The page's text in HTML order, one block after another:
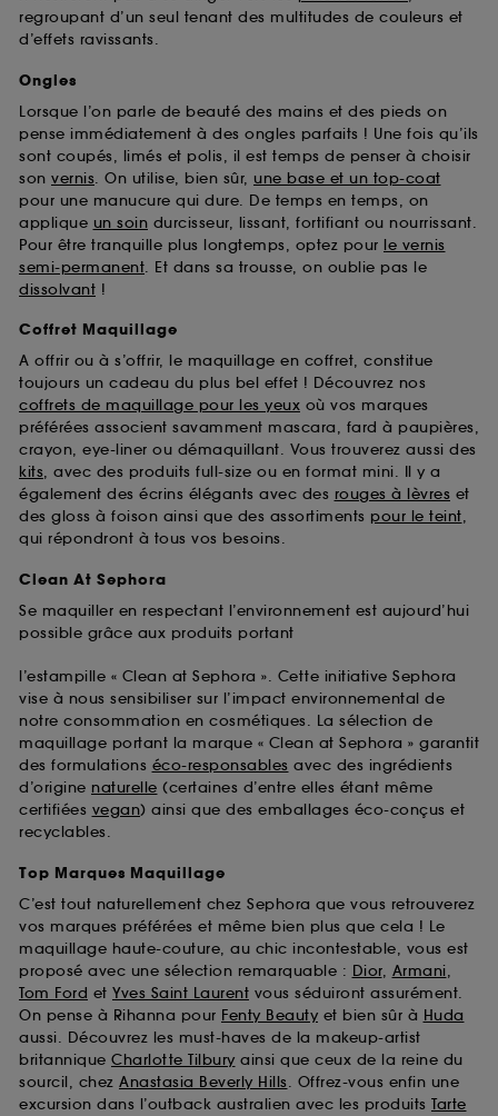
regroupant d’un seul tenant des multitudes de couleurs et
d’effets ravissants.
Ongles
Lorsque l’on parle de beauté des mains et des pieds on
pense immédiatement à des ongles parfaits ! Une fois qu’ils
sont coupés, limés et polis, il est temps de penser à choisir
son vernis. On utilise, bien sûr, une base et un top-coat
pour une manucure qui dure. De temps en temps, on
applique un soin durcisseur, lissant, fortifiant ou nourrissant.
Pour être tranquille plus longtemps, optez pour le vernis
semi-permanent. Et dans sa trousse, on oublie pas le
dissolvant !
Coffret Maquillage
A offrir ou à s’offrir, le maquillage en coffret, constitue
toujours un cadeau du plus bel effet ! Découvrez nos
coffrets de maquillage pour les yeux où vos marques
préférées associent savamment mascara, fard à paupières,
crayon, eye-liner ou démaquillant. Vous trouverez aussi des
kits, avec des produits full-size ou en format mini. Il y a
également des écrins élégants avec des rouges à lèvres et
des gloss à foison ainsi que des assortiments pour le teint,
qui répondront à tous vos besoins.
Clean At Sephora
Se maquiller en respectant l’environnement est aujourd’hui
possible grâce aux produits portant
l’estampille « Clean at Sephora ». Cette initiative Sephora
vise à nous sensibiliser sur l’impact environnemental de
notre consommation en cosmétiques. La sélection de
maquillage portant la marque « Clean at Sephora » garantit
des formulations éco-responsables avec des ingrédients
d’origine naturelle (certaines d’entre elles étant même
certifiées vegan) ainsi que des emballages éco-conçus et
recyclables.
Top Marques Maquillage
C’est tout naturellement chez Sephora que vous retrouverez
vos marques préférées et même bien plus que cela ! Le
maquillage haute-couture, au chic incontestable, vous est
proposé avec une sélection remarquable : Dior, Armani,
Tom Ford et Yves Saint Laurent vous séduiront assurément.
On pense à Rihanna pour Fenty Beauty et bien sûr à Huda
aussi. Découvrez les must-haves de la makeup-artist
britannique Charlotte Tilbury ainsi que ceux de la reine du
sourcil, chez Anastasia Beverly Hills. Offrez-vous enfin une
excursion dans l’outback australien avec les produits Tarte